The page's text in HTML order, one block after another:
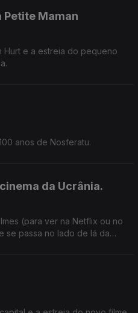
Petite Maman
Hurt e a estreia do pequeno
anos de Nosferatu.
da Ucrânia.
(para ver na Netflix ou no
se passa no lado de lá da